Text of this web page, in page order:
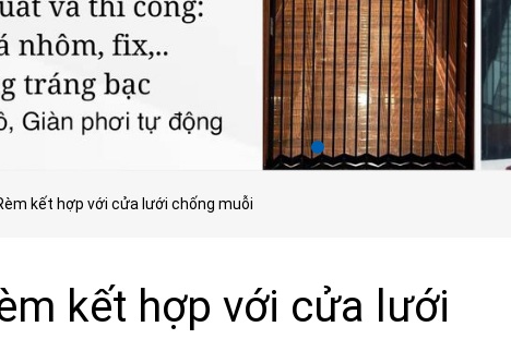
kết hợp với cửa lưới chống muỗi
kết hợp với cửa lưới